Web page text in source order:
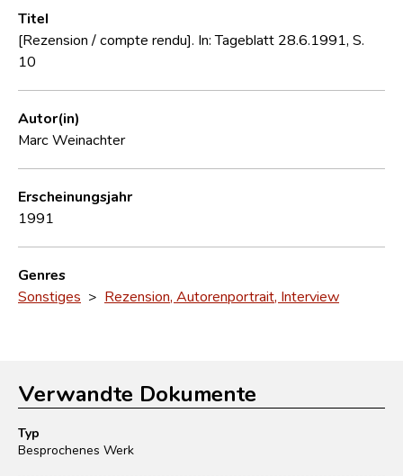
Häufige Fragen und Antworten
CNL
Forschungsgruppe
Kontakt
Titel
[Rezension / compte rendu]. In: Tageblatt 28.6.1991, S.
10
Autor(in)
Marc Weinachter
Erscheinungsjahr
1991
Genres
Sonstiges > Rezension, Autorenportrait, Interview
Verwandte Dokumente
Typ
Besprochenes Werk